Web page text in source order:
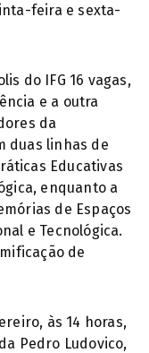
feira e sexta-
do IFG 16 vagas,
e a outra
da
duas linhas de
Educativas
enquanto a
de Espaços
e Tecnológica.
de
às 14 horas,
Pedro Ludovico,